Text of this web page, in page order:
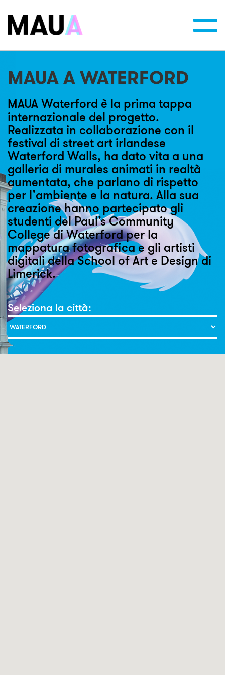
Toggle
MAUA A WATERFORD
MAUA Waterford è la prima tappa
internazionale del progetto.
Realizzata in collaborazione con il
festival di street art irlandese
Waterford Walls, ha dato vita a una
galleria di murales animati in realtà
aumentata, che parlano di rispetto
per l’ambiente e la natura. Alla sua
creazione hanno partecipato gli
studenti del Paul’s Community
College di Waterford per la
mappatura fotografica e gli artisti
digitali della School of Art e Design di
Limerick.
Seleziona la città: